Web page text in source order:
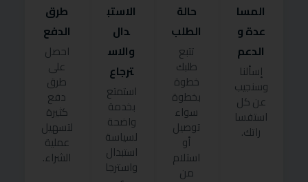
المسا
عدة و
الدعم
إسألنا
وسنجيب
عن كل
استفسا
راتك.
حالة
الطلب
تتبع
طلبك
خطوة
بخطوة
سواء
توصيل
أو
استلام
من
الاستب
دال
والاس
ترجاع
استمتع
بخدمة
واضحة
لسياسة
استبدال
واسترجا
طرق
الدفع
احصل
على
طرق
دفع
كثيرة
لتسهيل
عملية
الشراء.